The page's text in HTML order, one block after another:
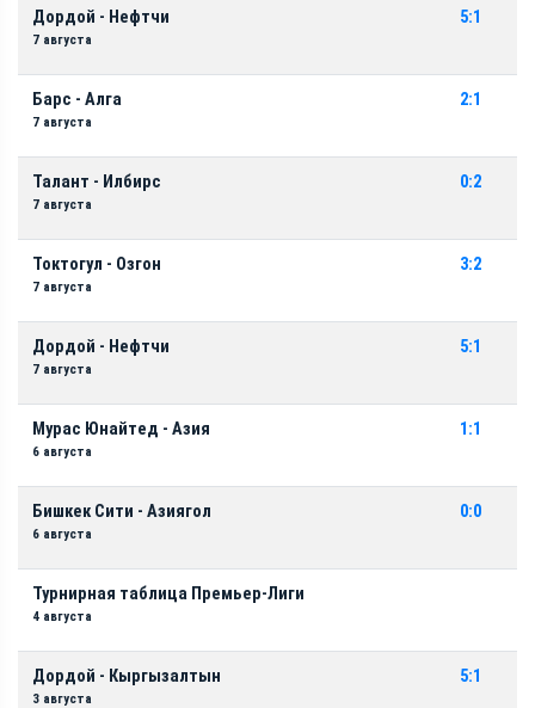
Дордой - Нефтчи
7 августа
5:1
Барс - Алга
7 августа
2:1
Талант - Илбирс
7 августа
0:2
Токтогул - Озгон
7 августа
3:2
Дордой - Нефтчи
7 августа
5:1
Мурас Юнайтед - Азия
6 августа
1:1
Бишкек Сити - Азиягол
6 августа
0:0
Турнирная таблица Премьер-Лиги
4 августа
Дордой - Кыргызалтын
3 августа
5:1